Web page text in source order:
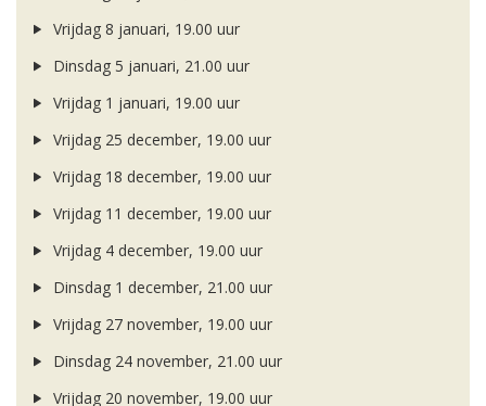
Vrijdag 8 januari, 19.00 uur
Dinsdag 5 januari, 21.00 uur
Vrijdag 1 januari, 19.00 uur
Vrijdag 25 december, 19.00 uur
Vrijdag 18 december, 19.00 uur
Vrijdag 11 december, 19.00 uur
Vrijdag 4 december, 19.00 uur
Dinsdag 1 december, 21.00 uur
Vrijdag 27 november, 19.00 uur
Dinsdag 24 november, 21.00 uur
Vrijdag 20 november, 19.00 uur